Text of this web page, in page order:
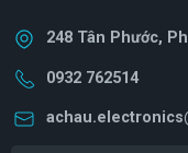
248 Tân Phước,
0932 762514